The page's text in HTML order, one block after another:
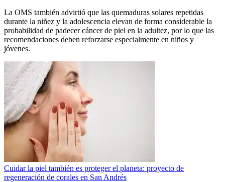
La OMS también advirtió que las quemaduras solares repetidas
durante la niñez y la adolescencia elevan de forma considerable la
probabilidad de padecer cáncer de piel en la adultez, por lo que las
recomendaciones deben reforzarse especialmente en niños y
jóvenes.
Cuidar la piel también es proteger el planeta: proyecto de
regeneración de corales en San Andrés